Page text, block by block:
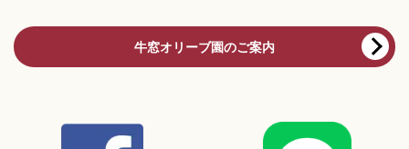
牛窓オリーブ園のご案内